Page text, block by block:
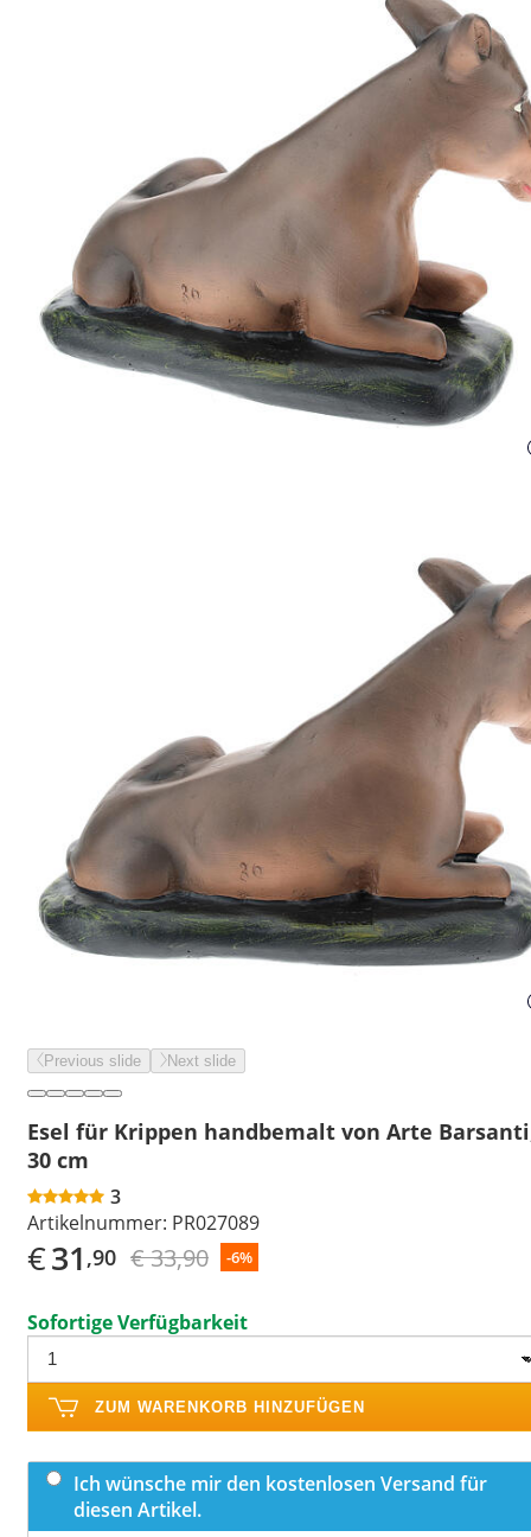
Previous slide Next slide
Esel für Krippen handbemalt von Arte
30 cm
3
Artikelnummer: PR027089
€31 ,90 € 33,90 -6%
Sofortige Verfügbarkeit
ZUM WARENKORB HINZUFÜGEN
Ich wünsche mir den kostenlosen Versand für
diesen Artikel.